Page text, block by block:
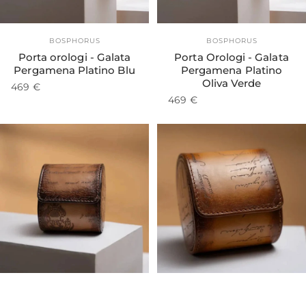
Fornitore:
BOSPHORUS
Porta orologi - Galata
Pergamena Platino Blu
469 €
Fornitore:
BOSPHORUS
Porta Orologi - Galata
Pergamena Platino
Oliva Verde
469 €